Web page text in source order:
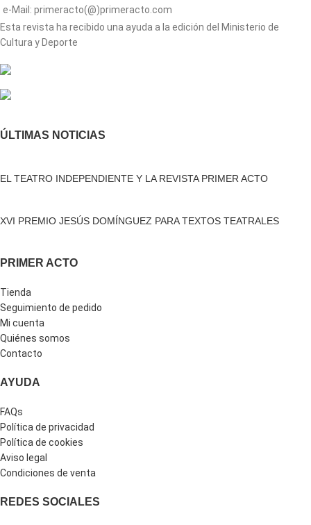
e-Mail: primeracto(@)primeracto.com
Esta revista ha recibido una ayuda a la edición del Ministerio de
Cultura y Deporte
ÚLTIMAS NOTICIAS
EL TEATRO INDEPENDIENTE Y LA REVISTA PRIMER ACTO
XVI PREMIO JESÚS DOMÍNGUEZ PARA TEXTOS TEATRALES
PRIMER ACTO
Tienda
Seguimiento de pedido
Mi cuenta
Quiénes somos
Contacto
AYUDA
FAQs
Política de privacidad
Política de cookies
Aviso legal
Condiciones de venta
REDES SOCIALES